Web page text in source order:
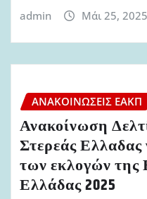
admin Μάι 25, 2025
ΑΝΑΚΟΙΝΏΣΕΙΣ ΕΑΚΠ
Ανακοίνωση
Στερεάς Ελλαδας
των εκλογών
Ελλάδας 2025